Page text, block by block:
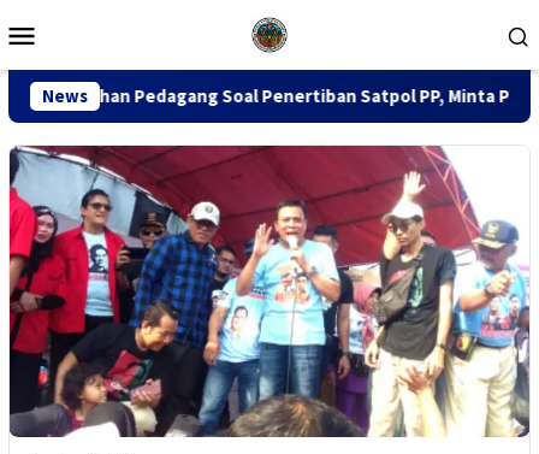
ke
Mobile
NewsSoal Penertiban Satpol PP, Minta Pendekatan Humanis